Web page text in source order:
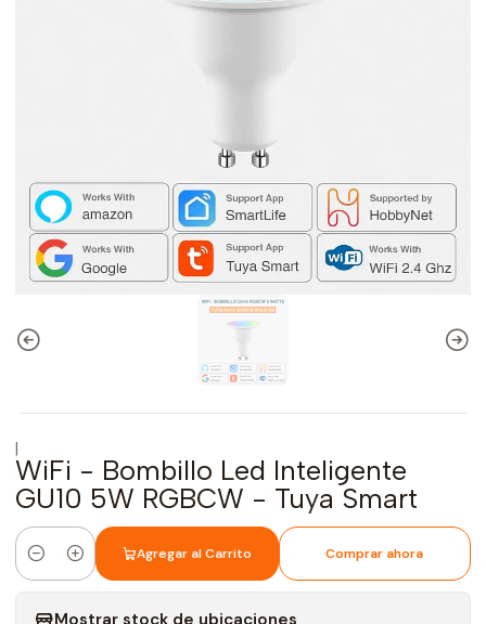
|
WiFi - Bombillo Led Inteligente
GU10 5W RGBCW - Tuya Smart
Cantidad
Agregar al Carrito Comprar ahora